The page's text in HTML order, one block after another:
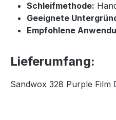
Schleifmethode:
Geeignete
Empfohlene
Lieferumfang:
Sandwox 328 Purple Film